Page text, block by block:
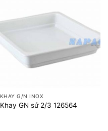
KHAY G/N INOX
Khay GN sứ 2/3 126564